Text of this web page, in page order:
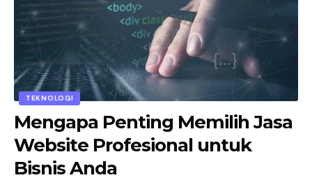
TEKNOLOGI
Mengapa Penting Memilih Jasa
Website Profesional untuk
Bisnis Anda